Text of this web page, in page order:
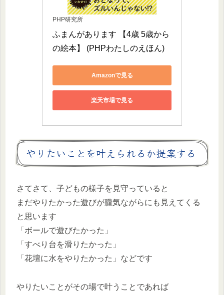
PHP研究所
ふまんがあります 【4歳 5歳から
の絵本】 (PHPわたしのえほん)
Amazonで見る
楽天市場で見る
やりたいことを叶えられるか提案する
さてさて、子どもの様子を見守っていると
まだやりたかった遊びが朧気ながらにも見えてくる
と思います
「ボールで遊びたかった」
「すべり台を滑りたかった」
「花壇に水をやりたかった」などです
やりたいことがその場で叶うことであれば